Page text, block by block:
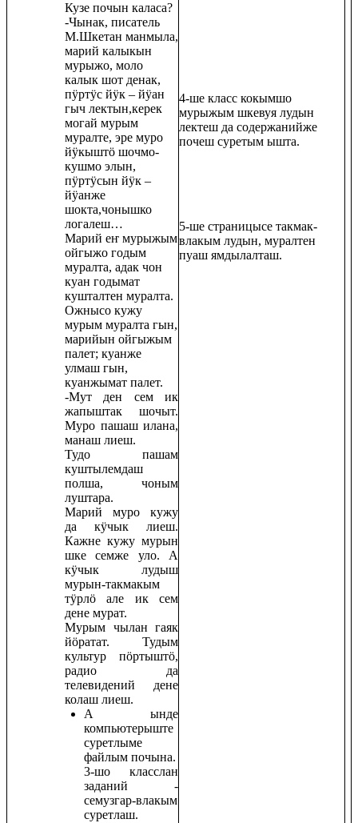
Кузе почын каласа?
-Чынак, писатель
М.Шкетан манмыла,
марий калыкын
мурыжо, моло
калык шот денак,
пӱртӱс йӱк – йӱан
гыч лектын,керек
могай мурым
муралте, эре муро
йӱкыштӧ шочмо-
кушмо элын,
пӱртӱсын йӱк –
йӱанже
шокта,чонышко
логалеш…
Марий еҥ мурыжым
ойгыжо годым
муралта, адак чон
куан годымат
кушталтен муралта.
Ожнысо кужу
мурым муралта гын,
марийын ойгыжым
палет; куанже
улмаш гын,
куанжымат палет.
-Мут ден сем ик
жапыштак шочыт.
Муро пашаш илана,
манаш лиеш.
Тудо пашам
куштылемдаш
полша, чоным
луштара.
Марий муро кужу
да кӱчык лиеш.
Кажне кужу мурын
шке семже уло. А
кӱчык лудыш
мурын-такмакым
тӱрлӧ але ик сем
дене мурат.
Мурым чылан гаяк
йӧратат. Тудым
культур пӧртыштӧ,
радио да
телевидений дене
колаш лиеш.
А ынде
компьютерыште
суретлыме
файлым почына.
3-шо класслан
заданий -
семузгар-влакым
суретлаш.
4-ше класс кокымшо
мурыжым шкевуя лудын
лектеш да содержанийже
почеш суретым ышта.
5-ше страницысе такмак-
влакым лудын, муралтен
пуаш ямдылалташ.